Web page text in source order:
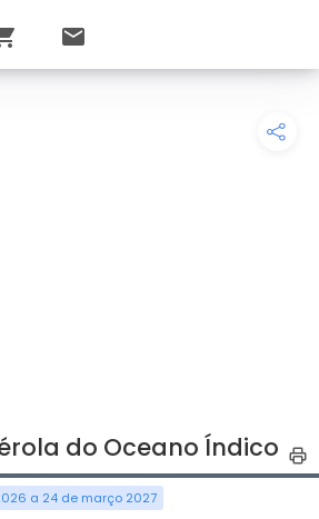
email
do Oceano Índico
a 24 de março 2027